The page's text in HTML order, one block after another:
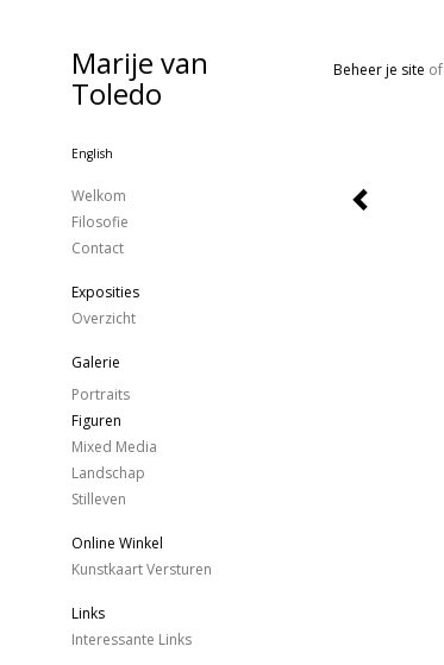
Beheer je site of
Marije van
Toledo
English
Welkom
Filosofie
Contact
Exposities
Overzicht
Galerie
Portraits
Figuren
Mixed Media
Landschap
Stilleven
Online Winkel
Kunstkaart Versturen
Links
Interessante Links